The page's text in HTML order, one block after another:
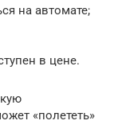
на автомате;
в цене.
«полететь»